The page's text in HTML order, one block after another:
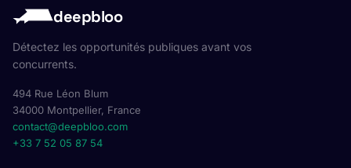
deepbloo
Détectez les opportunités publiques avant vos
concurrents.
494 Rue Léon Blum
34000 Montpellier, France
contact@deepbloo.com
+33 7 52 05 87 54